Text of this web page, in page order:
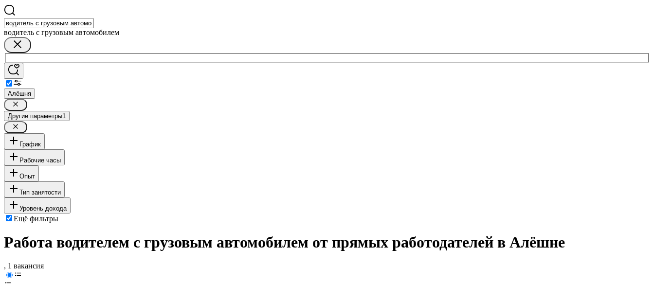
водитель с грузовым автомобилем
Алёшня
Другие параметры1
График
Рабочие часы
Опыт
Тип занятости
Уровень дохода
Ещё фильтры
Работа водителем с грузовым автомобилем от прямых работодателей в Алёшне
, 1 вакансия